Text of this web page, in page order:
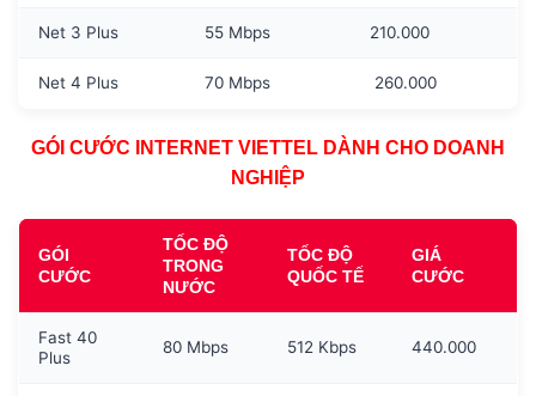
Net 3 Plus 55 Mbps 210.000
Net 4 Plus 70 Mbps 260.000
GÓI CƯỚC INTERNET VIETTEL DÀNH CHO DOANH
NGHIỆP
GÓI
CƯỚC
TỐC ĐỘ
TRONG
NƯỚC
TỐC ĐỘ
QUỐC TẾ
GIÁ
CƯỚC
Fast 40
Plus
80 Mbps 512 Kbps 440.000